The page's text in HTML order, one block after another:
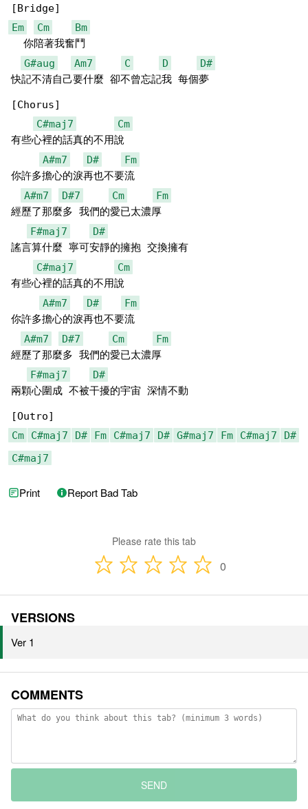
Em
Cm
Bm
  你陪著我奮鬥
G#aug
Am7 C D
D#
快記不清自己要什麼 卻不曾忘記我 每個夢
[Chorus]
C#maj7
Cm
有些心裡的話真的不用說
A#m7
D#
Fm
你許多擔心的淚再也不要流
A#m7
D#7 Cm
Fm
經歷了那麼多 我們的愛已太濃厚
F#maj7
D#
謠言算什麼 寧可安靜的擁抱 交換擁有
C#maj7
Cm
有些心裡的話真的不用說
A#m7
D#
Fm
你許多擔心的淚再也不要流
A#m7
D#7 Cm
Fm
經歷了那麼多 我們的愛已太濃厚
F#maj7
D#
兩顆心圍成 不被干擾的宇宙 深情不動
Cm
C#maj7 D# Fm C#maj7 D# G#maj7 Fm C#maj7
D#
C#maj7
Print Report Bad Tab
Please rate this tab
0
VERSIONS
Ver 1
COMMENTS
SEND